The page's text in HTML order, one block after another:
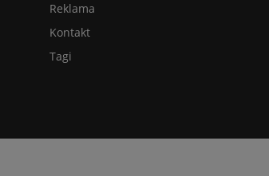
Reklama
Kontakt
Tagi